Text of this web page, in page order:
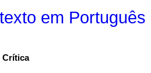
texto em Português
Crítica